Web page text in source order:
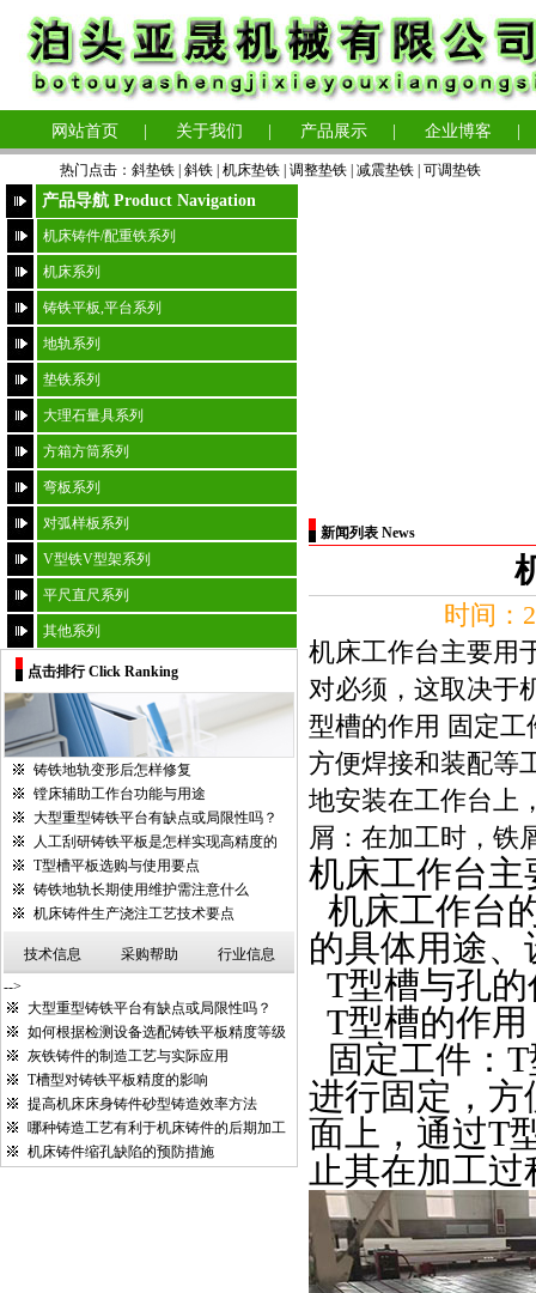
网站首页 关于我们 产品展示 企业博客
热门点击： 斜垫铁 斜铁 | 机床垫铁 调整垫铁 减震垫铁 可调垫铁
产品导航 Product Navigation
机床铸件/配重铁系列
机床系列
铸铁平板,平台系列
地轨系列
垫铁系列
大理石量具系列
方箱方筒系列
弯板系列
对弧样板系列
V型铁V型架系列
平尺直尺系列
其他系列
点击排行 Click Ranking
铸铁地轨变形后怎样修复
镗床辅助工作台功能与用途
大型重型铸铁平台有缺点或局限性吗？
人工刮研铸铁平板是怎样实现高精度的
T型槽平板选购与使用要点
铸铁地轨长期使用维护需注意什么
机床铸件生产浇注工艺技术要点
技术信息 采购帮助
行业信息
-->
大型重型铸铁平台有缺点或局限性吗？
如何根据检测设备选配铸铁平板精度等级
灰铁铸件的制造工艺与实际应用
T槽型对铸铁平板精度的影响
提高机床床身铸件砂型铸造效率方法
哪种铸造工艺有利于机床铸件的后期加工
机床铸件缩孔缺陷的预防措施
新闻列表 News
时间：
机床工作台主要用
对必须，这取决于
型槽的作用 固定
方便焊接和装配等
地安装在工作台上
屑：在加工时，铁
机床工作台主
机床工作台
的具体用途
T型槽与孔的
T型槽的作用
固定工件： T
进行固定，方
面上，通过T
止其在加工